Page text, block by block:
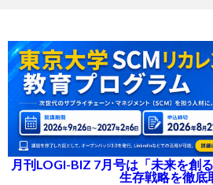
月刊LOGI-BIZ 7月号は「未来を創
生存戦略を徹底